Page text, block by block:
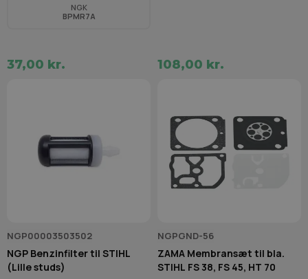
NGK
BPMR7A
37,00 kr. 108,00 kr.
NGP00003503502
NGP Benzinfilter til STIHL
(Lille studs)
NGPGND-56
ZAMA Membransæt til bla.
STIHL FS 38, FS 45, HT 70